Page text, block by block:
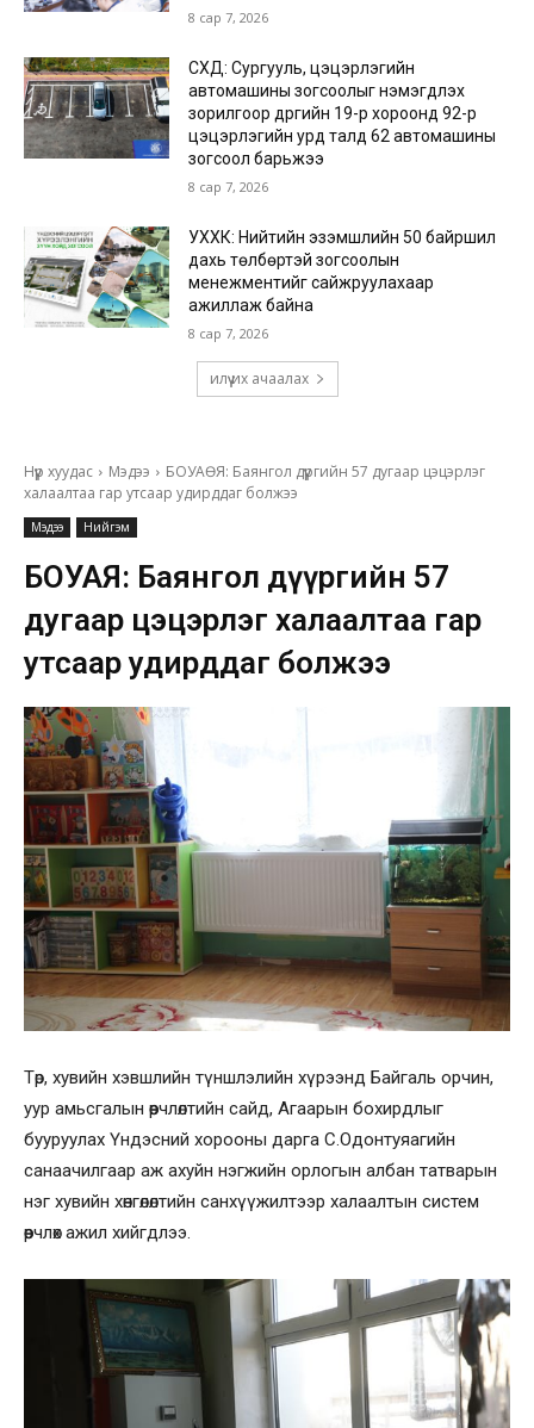
8 сар 7, 2026
СХД: Сургууль, цэцэрлэгийн
автомашины зогсоолыг нэмэгдүүлэх
зорилгоор дүүргийн 19-р хороонд 92-р
цэцэрлэгийн урд талд 62 автомашины
зогсоол барьжээ
8 сар 7, 2026
УХХК: Нийтийн эзэмшлийн 50 байршил
дахь төлбөртэй зогсоолын
менежментийг сайжруулахаар
ажиллаж байна
8 сар 7, 2026
илүү их ачаалах